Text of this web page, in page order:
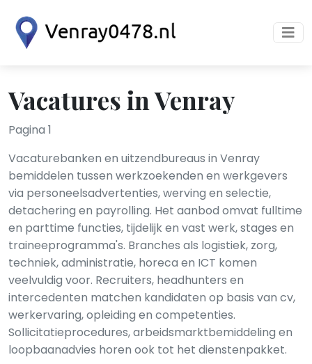
Vacatures in Venray
Pagina 1
Vacaturebanken en uitzendbureaus in Venray
bemiddelen tussen werkzoekenden en werkgevers
via personeelsadvertenties, werving en selectie,
detachering en payrolling. Het aanbod omvat fulltime
en parttime functies, tijdelijk en vast werk, stages en
traineeprogramma's. Branches als logistiek, zorg,
techniek, administratie, horeca en ICT komen
veelvuldig voor. Recruiters, headhunters en
intercedenten matchen kandidaten op basis van cv,
werkervaring, opleiding en competenties.
Sollicitatieprocedures, arbeidsmarktbemiddeling en
loopbaanadvies horen ook tot het dienstenpakket.